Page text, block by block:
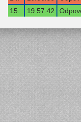
15.
19:57:42